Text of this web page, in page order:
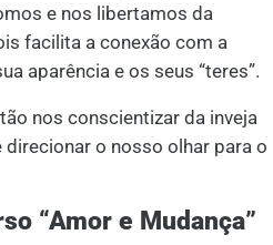
e nos libertamos da
facilita a conexão com a
aparência e os seus “teres”.
nos conscientizar da inveja
o nosso olhar para o
“Amor e Mudança”